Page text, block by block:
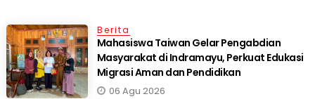
Berita
Mahasiswa Taiwan Gelar Pengabdian
Masyarakat di Indramayu, Perkuat Edukasi
Migrasi Aman dan Pendidikan
06 Agu 2026